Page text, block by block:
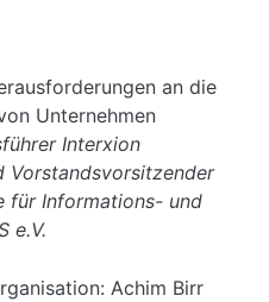
an die
Unternehmen
Interxion
Vorstandsvorsitzender
für Informations- und
e.V.
Achim Birr